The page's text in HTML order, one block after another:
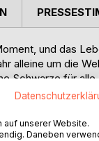
und das
alleine um die
Schwarze für
oder
Und
mal
Ihr Alter zählt
unserer Website.
Daneben